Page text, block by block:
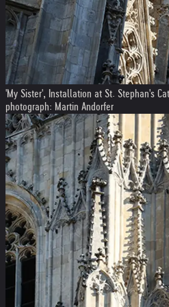
'My Sister', Installation at St. Stephan's
photograph: Martin Andorfer